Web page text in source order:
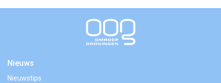
Nieuws
Nieuwstips